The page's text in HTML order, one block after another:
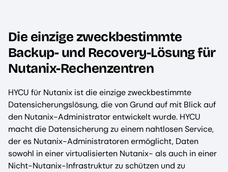
Die einzige zweckbestimmte
Backup- und Recovery-Lösung für
Nutanix-Rechenzentren
HYCU für Nutanix ist die einzige zweckbestimmte
Datensicherungslösung, die von Grund auf mit Blick auf
den Nutanix-Administrator entwickelt wurde. HYCU
macht die Datensicherung zu einem nahtlosen Service,
der es Nutanix-Administratoren ermöglicht, Daten
sowohl in einer virtualisierten Nutanix- als auch in einer
Nicht-Nutanix-Infrastruktur zu schützen und zu